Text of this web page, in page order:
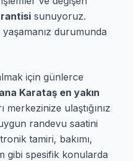
sunuyoruz.
durumunda
için günlerce
Karataş en yakın
merkezinize ulaştığınız
randevu saatini
tamiri, bakımı,
gibi spesifik konularda